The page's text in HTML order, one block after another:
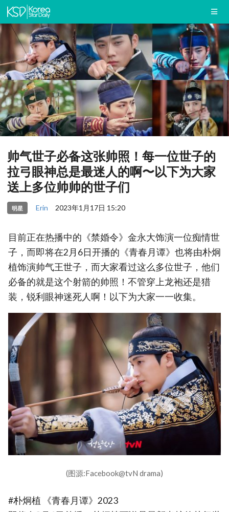
帅气世子必备这张帅照！每一位世子的
拉弓眼神总是最迷人的啊〜以下为大家
送上多位帅帅的世子们
明星 Erin 2023年1月17日 15:20
目前正在热播中的《禁婚令》金永大饰演一位痴情世
子，而即将在2月6日开播的《青春月谭》也将由朴炯
植饰演帅气王世子，而大家看过这么多位世子，他们
必备的就是这个射箭的帅照！不管穿上龙袍还是猎
装，锐利眼神迷死人啊！以下为大家一一收集。
(图源:Facebook@tvN drama)
#朴炯植 《青春月谭》2023